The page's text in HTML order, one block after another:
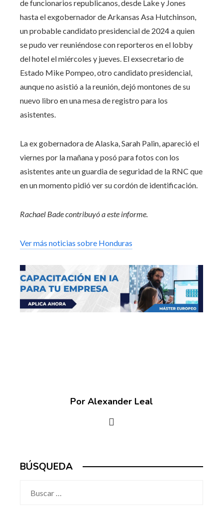
de funcionarios republicanos, desde Lake y Jones
hasta el exgobernador de Arkansas Asa Hutchinson,
un probable candidato presidencial de 2024 a quien
se pudo ver reuniéndose con reporteros en el lobby
del hotel el miércoles y jueves. El exsecretario de
Estado Mike Pompeo, otro candidato presidencial,
aunque no asistió a la reunión, dejó montones de su
nuevo libro en una mesa de registro para los
asistentes.
La ex gobernadora de Alaska, Sarah Palin, apareció el
viernes por la mañana y posó para fotos con los
asistentes ante un guardia de seguridad de la RNC que
en un momento pidió ver su cordón de identificación.
Rachael Bade contribuyó a este informe.
Ver más noticias sobre Honduras
Por Alexander Leal
BÚSQUEDA